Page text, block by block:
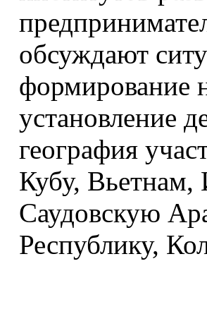
обсуждают
формирование
установление
география
Кубу, Вьетнам,
Саудовскую
Республику,